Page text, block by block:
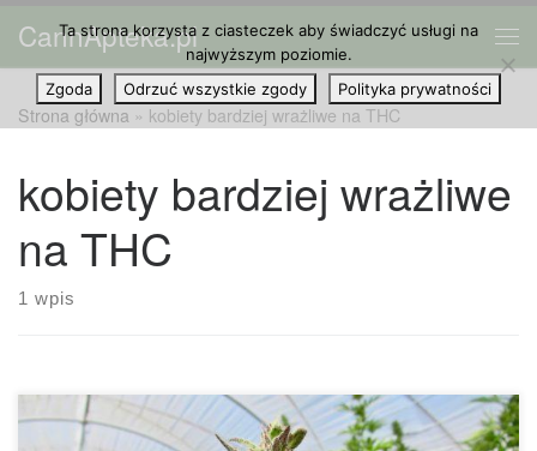
Przejdź do treści
CannApteka.pl
Strona główna » kobiety bardziej wrażliwe na THC
kobiety bardziej wrażliwe
na THC
1 wpis
Ta strona korzysta z ciasteczek aby świadczyć usługi na
najwyższym poziomie.
Zgoda
Odrzuć wszystkie zgody Polityka prywatności